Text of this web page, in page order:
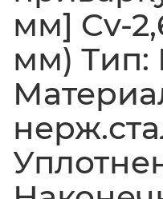
мм] Cv-
мм) Тип: